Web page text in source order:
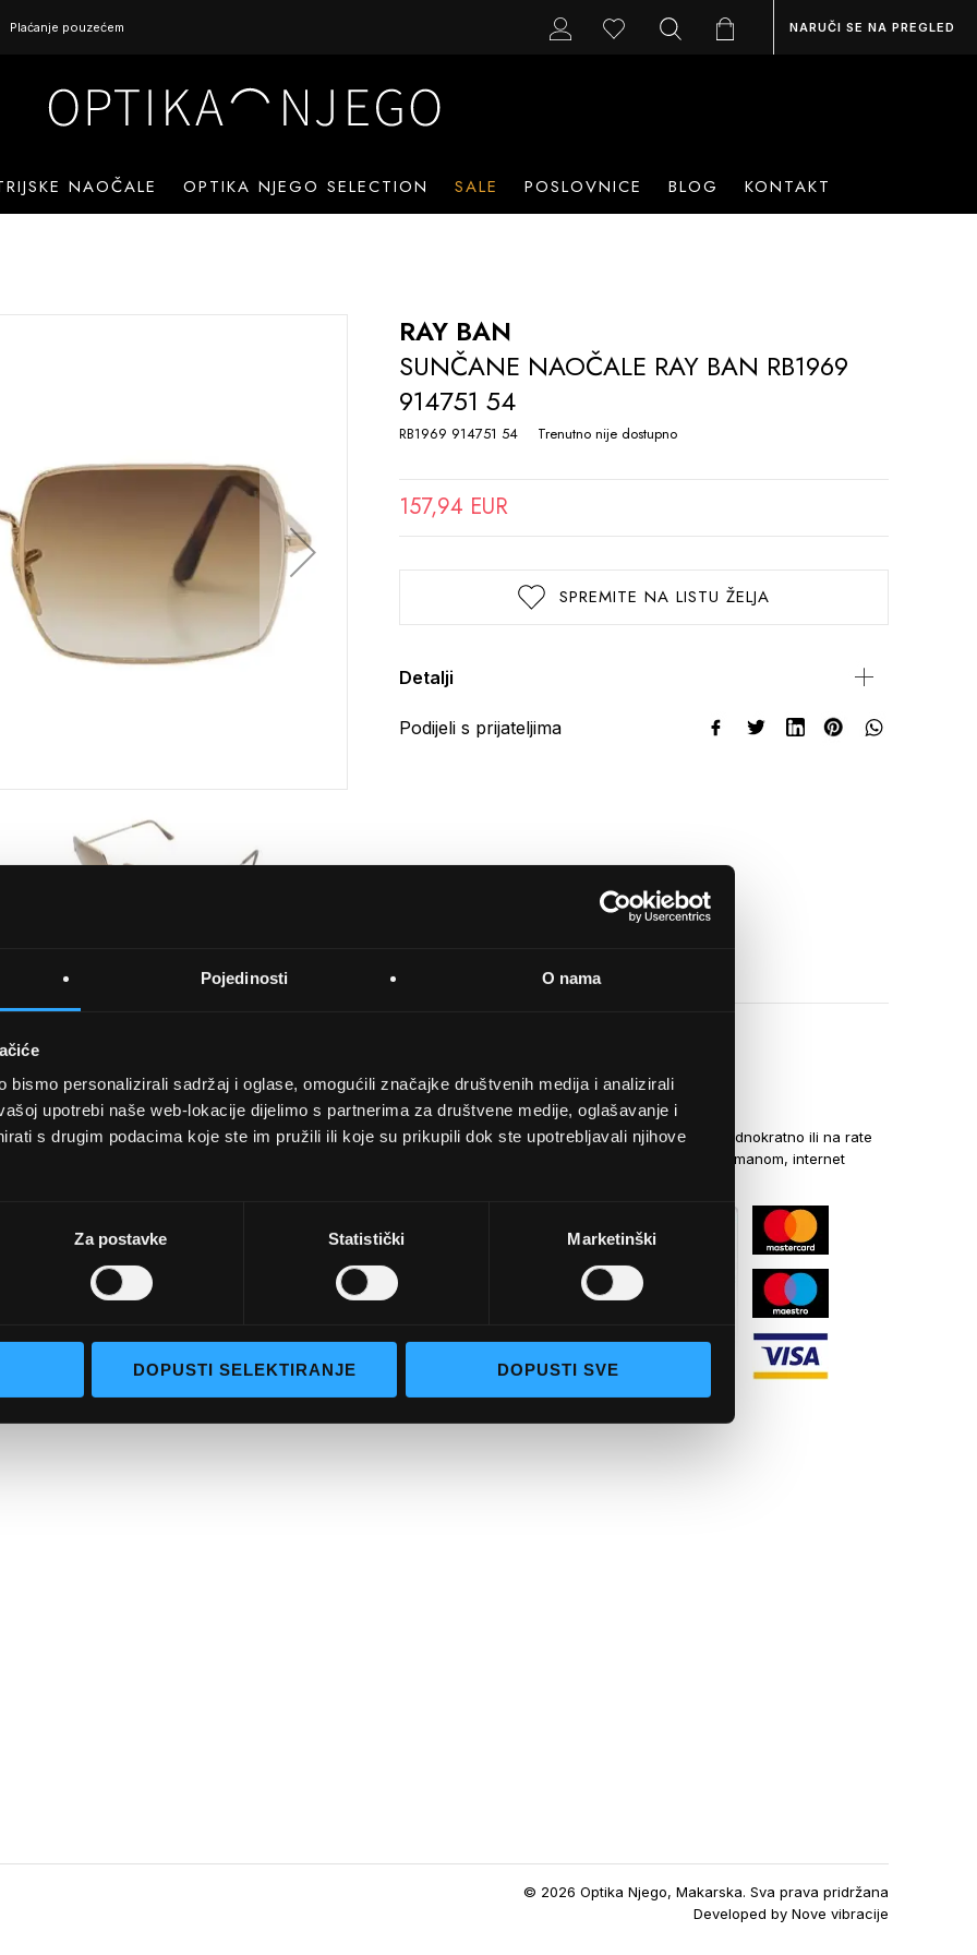
Pojedinosti O nama
bismo personalizirali sadržaj i oglase, omogućili značajke društvenih medija i analizirali
upotrebi naše web-lokacije dijelimo s partnerima za društvene medije, oglašavanje i
s drugim podacima koje ste im pružili ili koje su prikupili dok ste upotrebljavali njihove
Za postavke Statistički Marketinški
DOPUSTI SELEKTIRANJE DOPUSTI SVE
Plaćanje pouzećem NARUČI SE NA PREGLED
NAOČALE OPTIKA NJEGO SELECTION SALE POSLOVNICE BLOG KONTAKT
RAY BAN
SUNČANE NAOČALE RAY BAN RB1969
914751 54
RB1969 914751 54 Trenutno nije dostupno
157,94 EUR
SPREMITE NA LISTU ŽELJA
Detalji
Podijeli s prijateljima
selection
UVJETI KUPNJE
Opći uvjeti poslovanja
Napredno pretraživanje
Narudžbe i povrati
NAČINI PLAĆANJA
Kreditnim karticama jednokratno ili na rate
općom uplatnicom, virmanom, internet
© 2026 Optika Njego, Makarska. Sva prava pridržana
Developed byNove vibracije